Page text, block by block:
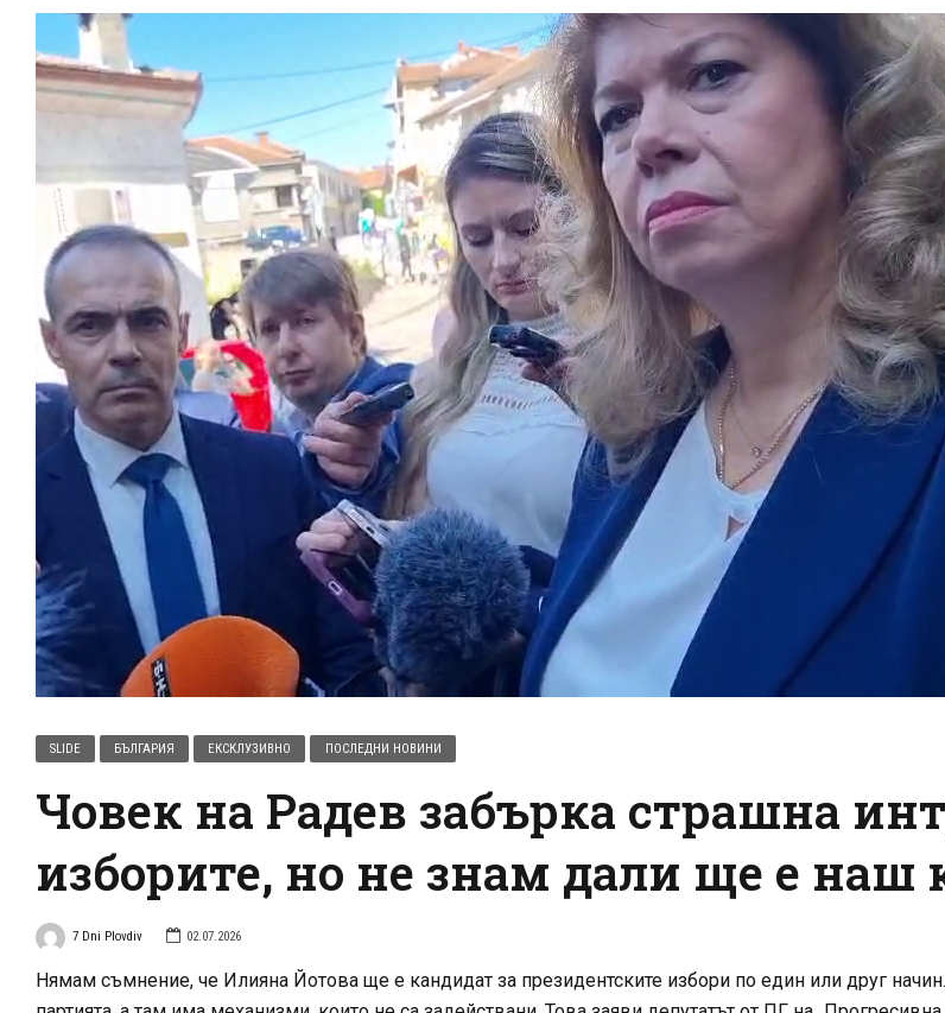
SLIDE БЪЛГАРИЯ ЕКСКЛУЗИВНО ПОСЛЕДНИ НОВИНИ
Човек на Радев забърка страшна
изборите, но не знам дали ще е наш
7 Dni Plovdiv 02.07.2026
Нямам съмнение, че Илияна Йотова ще е кандидат за президентските избори по един или друг